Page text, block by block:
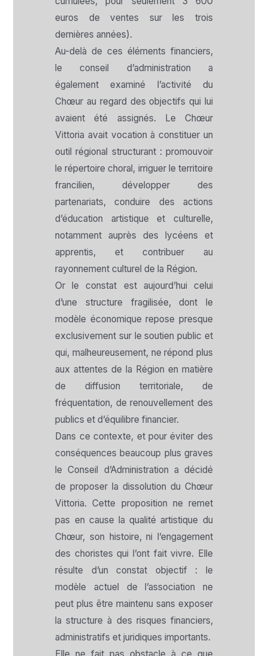
euros de ventes sur les trois
dernières années).
Au-delà de ces éléments financiers,
le conseil d’administration a
également examiné l’activité du
Chœur au regard des objectifs qui lui
avaient été assignés. Le Chœur
Vittoria avait vocation à constituer un
outil régional structurant : promouvoir
le répertoire choral, irriguer le territoire
francilien, développer des
partenariats, conduire des actions
d’éducation artistique et culturelle,
notamment auprès des lycéens et
apprentis, et contribuer au
rayonnement culturel de la Région.
Or le constat est aujourd’hui celui
d’une structure fragilisée, dont le
modèle économique repose presque
exclusivement sur le soutien public et
qui, malheureusement, ne répond plus
aux attentes de la Région en matière
de diffusion territoriale, de
fréquentation, de renouvellement des
publics et d’équilibre financier.
Dans ce contexte, et pour éviter des
conséquences beaucoup plus graves
le Conseil d’Administration a décidé
de proposer la dissolution du Chœur
Vittoria. Cette proposition ne remet
pas en cause la qualité artistique du
Chœur, son histoire, ni l’engagement
des choristes qui l’ont fait vivre. Elle
résulte d’un constat objectif : le
modèle actuel de l’association ne
peut plus être maintenu sans exposer
la structure à des risques financiers,
administratifs et juridiques importants.